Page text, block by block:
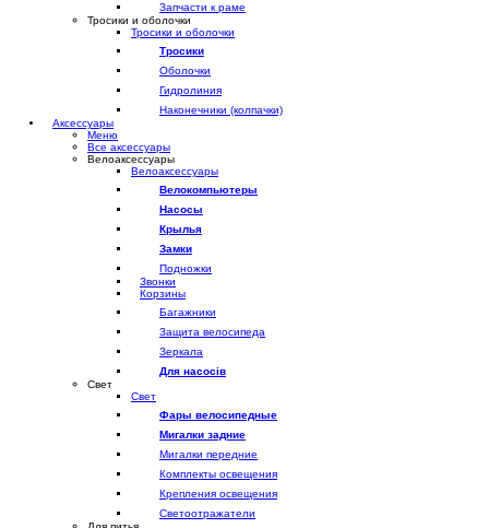
Запчасти к раме
Тросики и оболочки
Тросики и оболочки
Тросики
Оболочки
Гидролиния
Наконечники (колпачки)
Аксессуары
Меню
Все аксессуары
Велоаксессуары
Велоаксессуары
Велокомпьютеры
Насосы
Крылья
Замки
Подножки
Звонки
Корзины
Багажники
Защита велосипеда
Зеркала
Для насосів
Свет
Свет
Фары велосипедные
Мигалки задние
Мигалки передние
Комплекты освещения
Крепления освещения
Светоотражатели